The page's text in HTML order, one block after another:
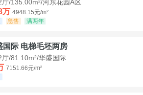
厅/135.00m²/河东花园A区
万 4948.15元/m²
急售 满两年
国际 电梯毛坯两房
厅/81.10m²/华盛国际
7151.66元/m²